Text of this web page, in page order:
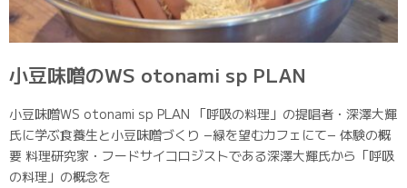
小豆味噌のWS otonami sp PLAN
小豆味噌WS otonami sp PLAN 「呼吸の料理」の提唱者・深澤大輝
氏に学ぶ食養生と小豆味噌づくり −緑を望むカフェにて− 体験の概
要 料理研究家・フードサイコロジストである深澤大輝氏から「呼吸
の料理」の概念を